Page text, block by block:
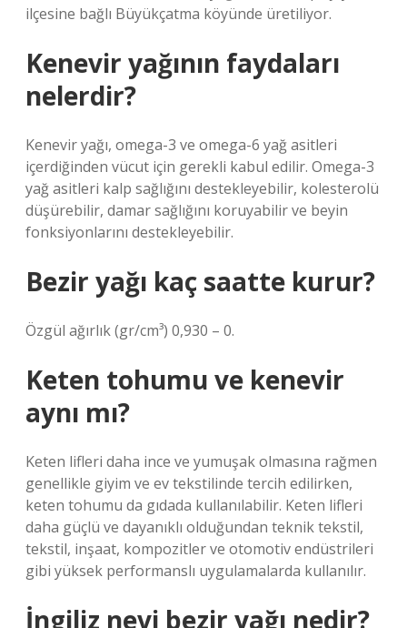
ilçesine bağlı Büyükçatma köyünde üretiliyor.
Kenevir yağının faydaları
nelerdir?
Kenevir yağı, omega-3 ve omega-6 yağ asitleri
içerdiğinden vücut için gerekli kabul edilir. Omega-3
yağ asitleri kalp sağlığını destekleyebilir, kolesterolü
düşürebilir, damar sağlığını koruyabilir ve beyin
fonksiyonlarını destekleyebilir.
Bezir yağı kaç saatte kurur?
Özgül ağırlık (gr/cm³) 0,930 – 0.
Keten tohumu ve kenevir
aynı mı?
Keten lifleri daha ince ve yumuşak olmasına rağmen
genellikle giyim ve ev tekstilinde tercih edilirken,
keten tohumu da gıdada kullanılabilir. Keten lifleri
daha güçlü ve dayanıklı olduğundan teknik tekstil,
tekstil, inşaat, kompozitler ve otomotiv endüstrileri
gibi yüksek performanslı uygulamalarda kullanılır.
İngiliz nevi bezir yağı nedir?